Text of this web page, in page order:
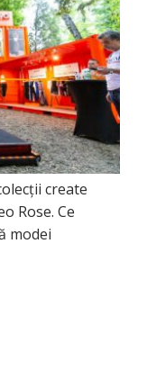
create
Rose. Ce
modei